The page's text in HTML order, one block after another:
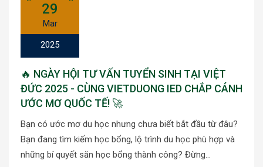
29
Mar
2025
🔥 NGÀY HỘI TƯ VẤN TUYỂN SINH TẠI VIỆT
ĐỨC 2025 - CÙNG VIETDUONG IED CHẮP CÁNH
ƯỚC MƠ QUỐC TẾ! 🚀
Bạn có ước mơ du học nhưng chưa biết bắt đầu từ đâu?
Bạn đang tìm kiếm học bổng, lộ trình du học phù hợp và
những bí quyết săn học bổng thành công? Đừng…